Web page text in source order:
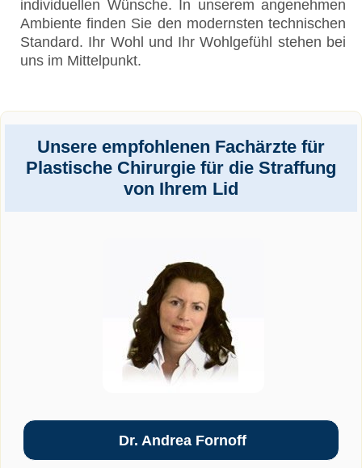
individuellen Wünsche. In unserem angenehmen
Ambiente finden Sie den modernsten technischen
Standard. Ihr Wohl und Ihr Wohlgefühl stehen bei
uns im Mittelpunkt.
Unsere empfohlenen Fachärzte für
Plastische Chirurgie für die Straffung
von Ihrem Lid
Dr. Andrea Fornoff